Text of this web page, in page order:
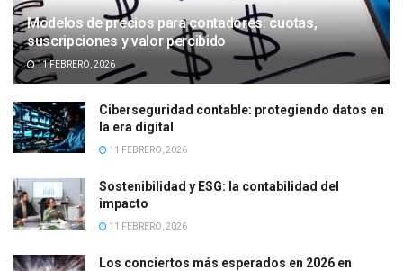
Modelos de precios para contadores: cuotas,
suscripciones y valor percibido
11 FEBRERO, 2026
Ciberseguridad contable: protegiendo datos en
la era digital
11 FEBRERO, 2026
Sostenibilidad y ESG: la contabilidad del
impacto
11 FEBRERO, 2026
Los conciertos más esperados en 2026 en